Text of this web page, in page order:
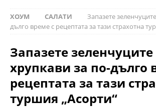
ХОУМ САЛАТИ
Запазете
дълго време с рецептата за тази страхотна
Запазете зеленчуците
хрупкави за по-дълго
рецептата за тази
туршия „Асорти“